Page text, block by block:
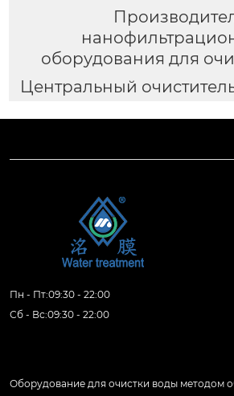
оборудования для
Центральный
Пн - Пт:09:30 - 22:00
Сб - Вс:09:30 - 22:00
Оборудование для очистки воды методом